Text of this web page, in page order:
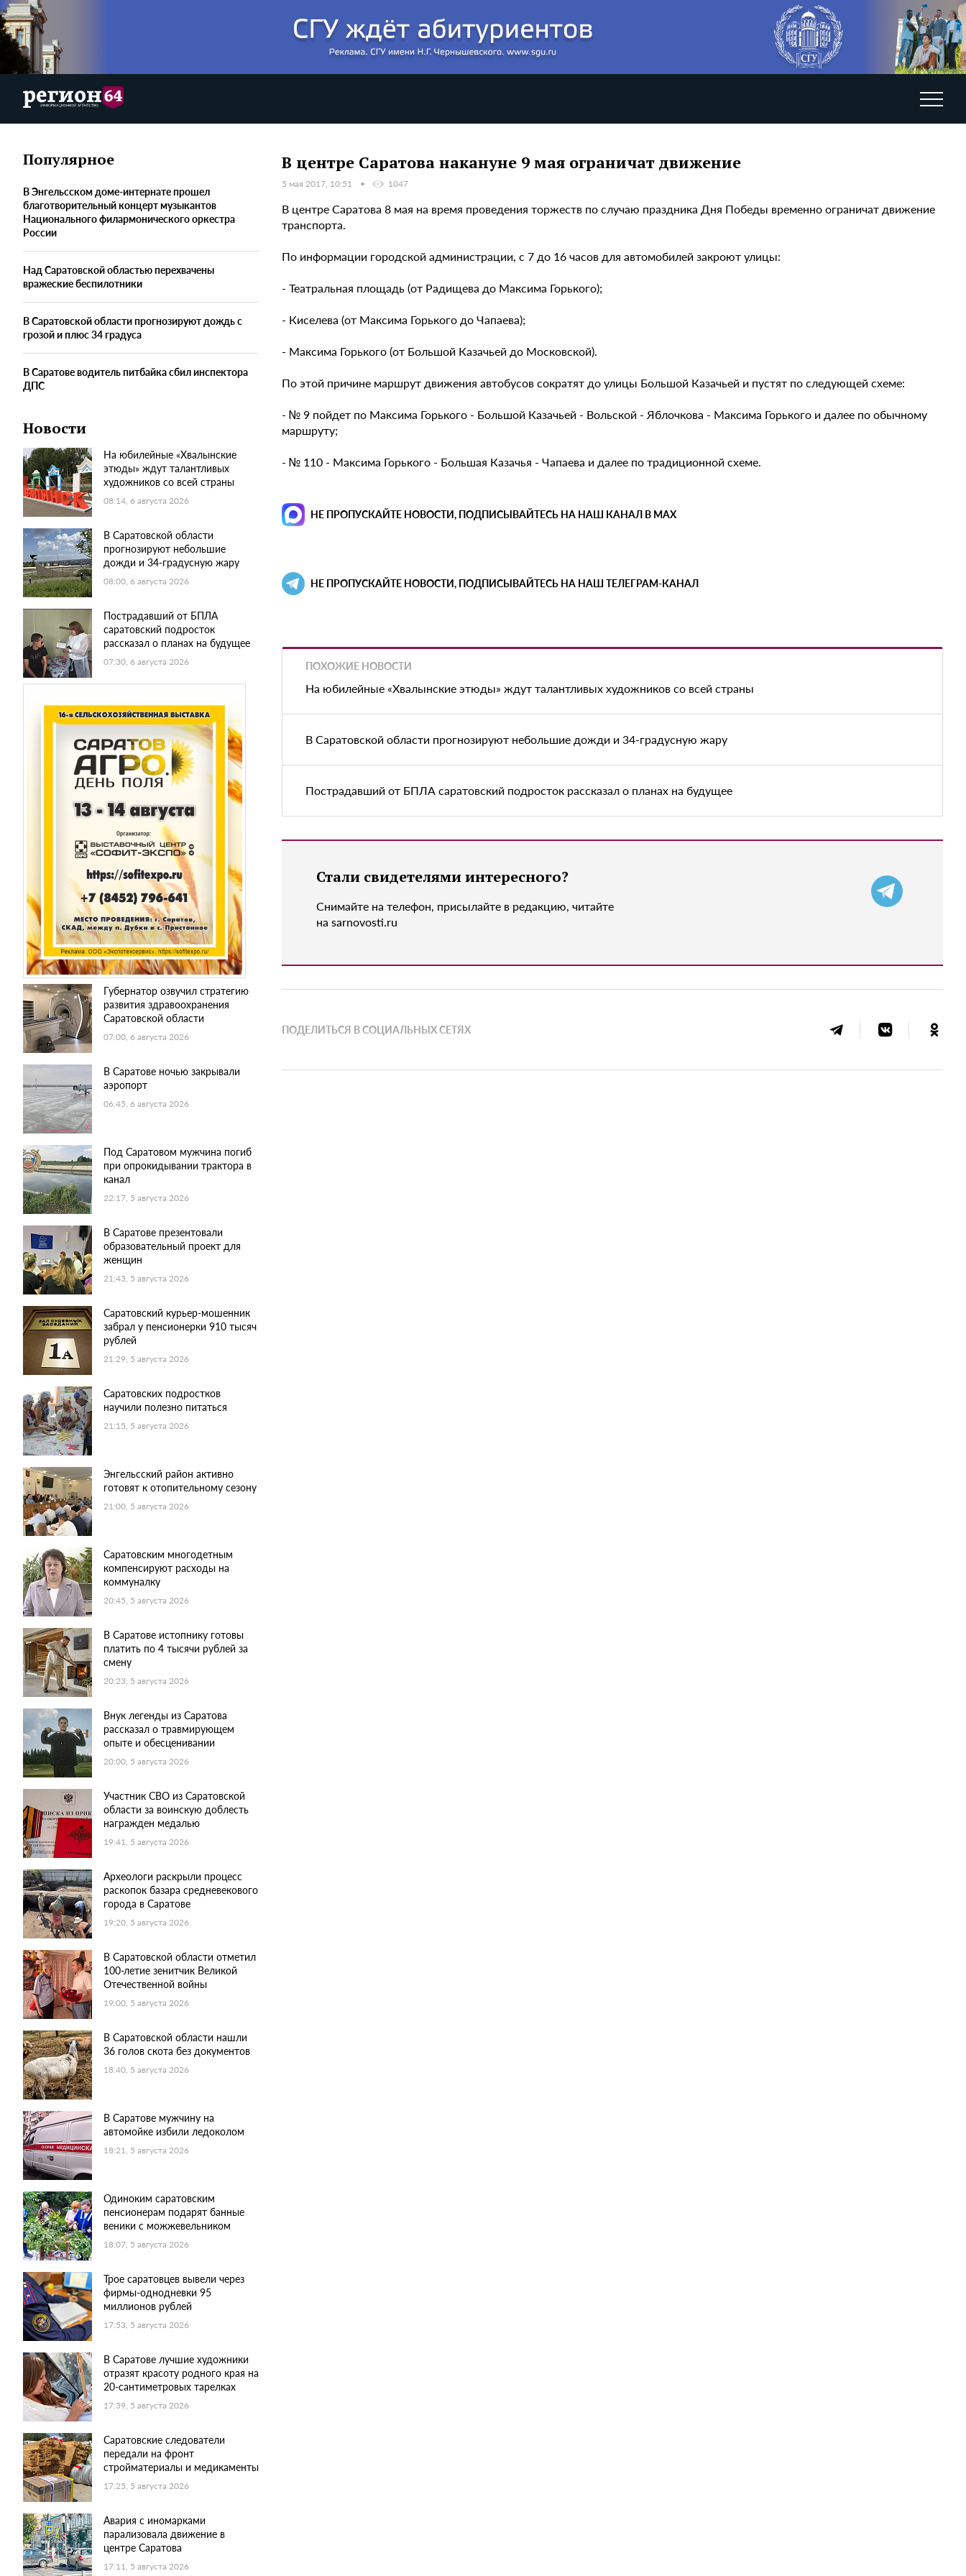
Популярное
В Энгельсском доме-интернате прошел
благотворительный концерт музыкантов
Национального филармонического оркестра
России
Над Саратовской областью перехвачены
вражеские беспилотники
В Саратовской области прогнозируют дождь с
грозой и плюс 34 градуса
В Саратове водитель питбайка сбил инспектора
ДПС
Новости
На юбилейные «Хвалынские
этюды» ждут талантливых
художников со всей страны
08:14, 6 августа 2026
В Саратовской области
прогнозируют небольшие
дожди и 34-градусную жару
08:00, 6 августа 2026
Пострадавший от БПЛА
саратовский подросток
рассказал о планах на будущее
07:30, 6 августа 2026
Губернатор озвучил стратегию
развития здравоохранения
Саратовской области
07:00, 6 августа 2026
В Саратове ночью закрывали
аэропорт
06:45, 6 августа 2026
Под Саратовом мужчина погиб
при опрокидывании трактора в
канал
22:17, 5 августа 2026
В Саратове презентовали
образовательный проект для
женщин
21:43, 5 августа 2026
Саратовский курьер-мошенник
забрал у пенсионерки 910 тысяч
рублей
21:29, 5 августа 2026
Саратовских подростков
научили полезно питаться
21:15, 5 августа 2026
Энгельсский район активно
готовят к отопительному сезону
21:00, 5 августа 2026
Саратовским многодетным
компенсируют расходы на
коммуналку
20:45, 5 августа 2026
В Саратове истопнику готовы
платить по 4 тысячи рублей за
смену
20:23, 5 августа 2026
Внук легенды из Саратова
рассказал о травмирующем
опыте и обесценивании
20:00, 5 августа 2026
Участник СВО из Саратовской
области за воинскую доблесть
награжден медалью
19:41, 5 августа 2026
Археологи раскрыли процесс
раскопок базара средневекового
города в Саратове
19:20, 5 августа 2026
В Саратовской области отметил
100-летие зенитчик Великой
Отечественной войны
19:00, 5 августа 2026
В Саратовской области нашли
36 голов скота без документов
18:40, 5 августа 2026
В Саратове мужчину на
автомойке избили ледоколом
18:21, 5 августа 2026
Одиноким саратовским
пенсионерам подарят банные
веники с можжевельником
18:07, 5 августа 2026
Трое саратовцев вывели через
фирмы-однодневки 95
миллионов рублей
17:53, 5 августа 2026
В Саратове лучшие художники
отразят красоту родного края на
20-сантиметровых тарелках
17:39, 5 августа 2026
Саратовские следователи
передали на фронт
стройматериалы и медикаменты
17:25, 5 августа 2026
Авария с иномарками
парализовала движение в
центре Саратова
17:11, 5 августа 2026
В центре Саратова накануне 9 мая ограничат движение
5 мая 2017, 10:51 1047
В центре Саратова 8 мая на время проведения торжеств по случаю праздника Дня Победы временно ограничат движение
транспорта.
По информации городской администрации, с 7 до 16 часов для автомобилей закроют улицы:
- Театральная площадь (от Радищева до Максима Горького);
- Киселева (от Максима Горького до Чапаева);
- Максима Горького (от Большой Казачьей до Московской).
По этой причине маршрут движения автобусов сократят до улицы Большой Казачьей и пустят по следующей схеме:
- № 9 пойдет по Максима Горького - Большой Казачьей - Вольской - Яблочкова - Максима Горького и далее по обычному
маршруту;
- № 110 - Максима Горького - Большая Казачья - Чапаева и далее по традиционной схеме.
НЕ ПРОПУСКАЙТЕ НОВОСТИ, ПОДПИСЫВАЙТЕСЬ НА НАШ КАНАЛ В MAX
НЕ ПРОПУСКАЙТЕ НОВОСТИ, ПОДПИСЫВАЙТЕСЬ НА НАШ ТЕЛЕГРАМ-КАНАЛ
ПОХОЖИЕ НОВОСТИ
На юбилейные «Хвалынские этюды» ждут талантливых художников со всей страны
В Саратовской области прогнозируют небольшие дожди и 34-градусную жару
Пострадавший от БПЛА саратовский подросток рассказал о планах на будущее
Стали свидетелями интересного?
Снимайте на телефон, присылайте в редакцию, читайте
на sarnovosti.ru
ПОДЕЛИТЬСЯ В СОЦИАЛЬНЫХ СЕТЯХ